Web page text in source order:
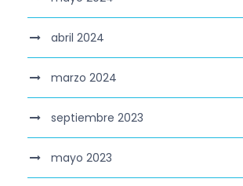
abril 2024
marzo 2024
septiembre 2023
mayo 2023